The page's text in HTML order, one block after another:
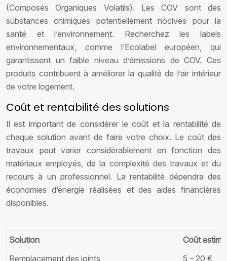
(Composés Organiques Volatils). Les COV sont des
substances chimiques potentiellement nocives pour la
santé et l’environnement. Recherchez les labels
environnementaux, comme l’Ecolabel européen, qui
garantissent un faible niveau d’émissions de COV. Ces
produits contribuent à améliorer la qualité de l’air intérieur
de votre logement.
Coût et rentabilité des solutions
Il est important de considérer le coût et la rentabilité de
chaque solution avant de faire votre choix. Le coût des
travaux peut varier considérablement en fonction des
matériaux employés, de la complexité des travaux et du
recours à un professionnel. La rentabilité dépendra des
économies d’énergie réalisées et des aides financières
disponibles.
Solution
Coût
Remplacement des joints
5 – 20 €